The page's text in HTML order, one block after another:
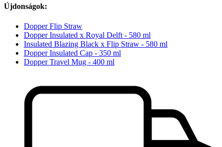
Újdonságok:
Dopper Flip Straw
Dopper Insulated x Royal Delft - 580 ml
Insulated Blazing Black x Flip Straw - 580 ml
Dopper Insulated Cap - 350 ml
Dopper Travel Mug - 400 ml